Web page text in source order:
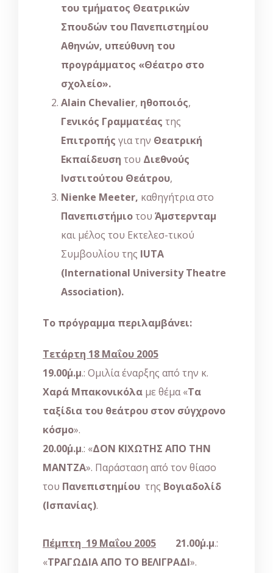
του τμήματος Θεατρικών
Σπουδών του Πανεπιστημίου
Αθηνών, υπεύθυνη του
προγράμματος «Θέατρο στο
σχολείο».
Alain Chevalier, ηθοποιός,
Γενικός Γραμματέας της
Επιτροπής για την Θεατρική
Εκπαίδευση του Διεθνούς
Ινστιτούτου Θεάτρου,
Nienke Meeter, καθηγήτρια στο
Πανεπιστήμιοτου Άμστερνταμ
και μέλος του Εκτελεσ-τικού
Συμβουλίου της IUTA
(International University Theatre
Association).
Το πρόγραμμα περιλαμβάνει:
Τετάρτη 18 Μαΐου 2005
19.00΄μ.μ.: Ομιλία έναρξης από την κ.
Χαρά Μπακονικόλα με θέμα «Τα
ταξίδια του θεάτρου στον σύγχρονο
κόσμο».
20.00΄μ.μ.: «ΔΟΝ ΚΙΧΩΤΗΣ ΑΠΟ ΤΗΝ
ΜΑΝΤΖΑ». Παράσταση από τον θίασο
του Πανεπιστημίου της Βογιαδολίδ
(Ισπανίας).
Πέμπτη 19 Μαΐου 2005 21.00΄μ.μ.:
«ΤΡΑΓΩΔΙΑ ΑΠΟ ΤΟ ΒΕΛΙΓΡΑΔΙ».